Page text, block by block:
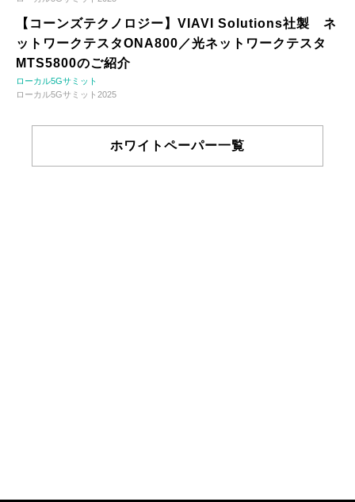
【コーンズテクノロジー】VIAVI Solutions社製 ネ
ットワークテスタONA800／光ネットワークテスタ
MTS5800のご紹介
ローカル5Gサミット
ローカル5Gサミット2025
ホワイトペーパー一覧